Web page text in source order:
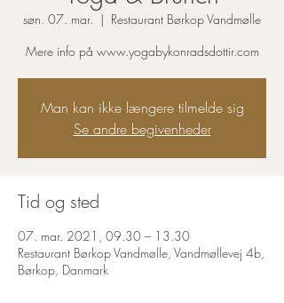
søn. 07. mar.
  |
Restaurant Børkop Vandmølle
Mere info på www.yogabykonradsdottir.com
Man kan ikke længere tilmelde sig
Se andre begivenheder
Tid og sted
07. mar. 2021, 09.30 – 13.30
Restaurant Børkop Vandmølle, Vandmøllevej 4b,
Børkop, Danmark